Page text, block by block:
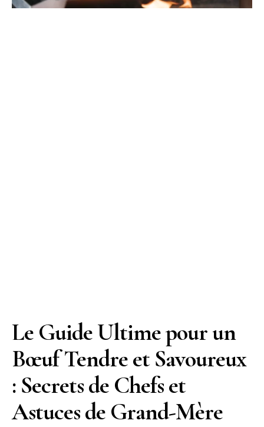
Le Guide Ultime pour un
Bœuf Tendre et Savoureux
: Secrets de Chefs et
Astuces de Grand-Mère